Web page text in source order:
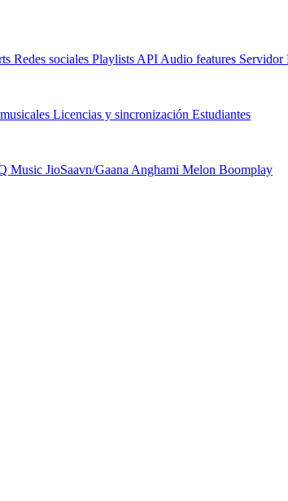
Redes sociales Playlists API Audio features Servidor
Licencias y sincronización Estudiantes
Music JioSaavn/Gaana Anghami Melon Boomplay